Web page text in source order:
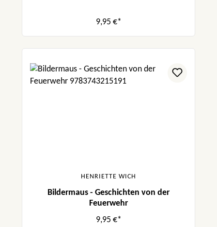
9,95 €*
HENRIETTE WICH
Bildermaus - Geschichten von der
Feuerwehr
9,95 €*